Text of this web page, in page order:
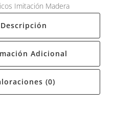
Imitación Madera
Descripción
Adicional
(0)